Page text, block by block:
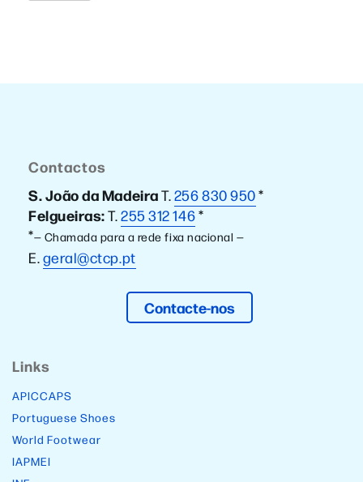
Contactos
S. João da MadeiraT.256 830 950*
Felgueiras:T.255 312 146*
*— Chamada para a rede fixa nacional —
E.geral@ctcp.pt
Contacte-nos
Links
APICCAPS
Portuguese Shoes
World Footwear
IAPMEI